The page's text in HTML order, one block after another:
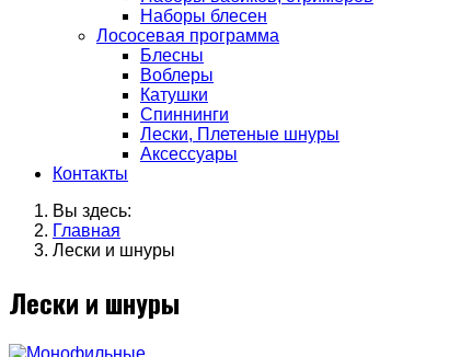
Наборы блесен
Лососевая программа
Блесны
Воблеры
Катушки
Спиннинги
Лески, Плетеные шнуры
Аксессуары
Контакты
Вы здесь:
Главная
Лески и шнуры
Лески и шнуры